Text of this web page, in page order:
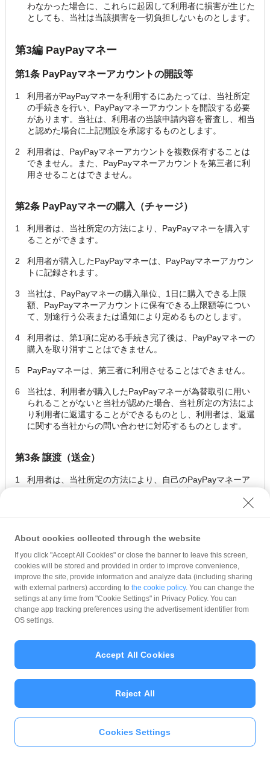
わなかった場合に、これらに起因して利用者に損害が生じた
としても、当社は当該損害を一切負担しないものとします。
第3編 PayPayマネー
第1条 PayPayマネーアカウントの開設等
1
利用者がPayPayマネーを利用するにあたっては、当社所定
の手続きを行い、PayPayマネーアカウントを開設する必要
があります。当社は、利用者の当該申請内容を審査し、相当
と認めた場合に上記開設を承認するものとします。
2
利用者は、PayPayマネーアカウントを複数保有することは
できません。また、PayPayマネーアカウントを第三者に利
用させることはできません。
第2条 PayPayマネーの購入（チャージ）
1
利用者は、当社所定の方法により、PayPayマネーを購入す
ることができます。
2
利用者が購入したPayPayマネーは、PayPayマネーアカウン
トに記録されます。
3
当社は、PayPayマネーの購入単位、1日に購入できる上限
額、PayPayマネーアカウントに保有できる上限額等につい
て、別途行う公表または通知により定めるものとします。
4
利用者は、第1項に定める手続き完了後は、PayPayマネーの
購入を取り消すことはできません。
5 PayPayマネーは、第三者に利用させることはできません。
6
当社は、利用者が購入したPayPayマネーが為替取引に用い
られることがないと当社が認めた場合、当社所定の方法によ
り利用者に返還することができるものとし、利用者は、返還
に関する当社からの問い合わせに対応するものとします。
第3条 譲渡（送金）
1
利用者は、当社所定の方法により、自己のPayPayマネーア
ます。なお、利用者がPayPayマネーのほか、PayPayマネー
高が譲渡額に満たないときに限り、その不足分の譲渡が
す。また、この場合のPayPayマネーライトの譲渡は第2編第
6条各項の定めが適用されます。
2
当社は、1日に譲渡できるPayPayマネーの上限額、1回に譲
渡できるPayPayマネーの上限額等について、別途行う公表
または通知により定めるものとします。なお、1回に譲渡で
きるPayPayマネーの上限額が100万円に相当する額を超え
ることはありません。
PayPayマネーを譲渡しようとする者（以下本編において
「送金者」といいます）が当社所定の手続きを完了した場
送金者が譲渡する額のPayPayマネーを減算します。
のPayPayマネーの残高から送金者が譲渡する額のPayPayマ
ネーを減算すると同時に譲受人のPayPayマネーアカウント
About cookies collected through the website
If you click "Accept All Cookies" or close the banner to leave this screen,
cookies will be stored and provided in order to improve convenience,
improve the site, provide information and analyze data (including sharing
with external partners) according to the cookie policy. You can change the
settings at any time from "Cookie Settings" in Privacy Policy. You can
change app tracking preferences using the advertisement identifier from
OS settings.
Cookies Settings
Reject All
Accept All Cookies